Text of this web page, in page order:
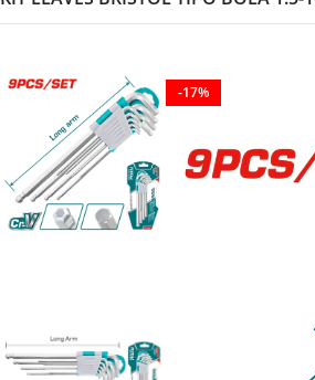
-17%